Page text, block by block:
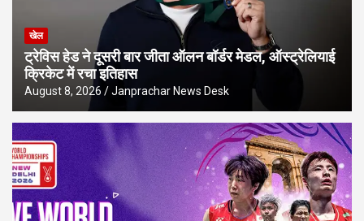
खेल
ट्रेविस हेड ने दूसरी बार जीता ऑलन बॉर्डर मेडल, ऑस्ट्रेलियाई
क्रिकेट में रचा इतिहास
August 8, 2026 Janprachar News Desk